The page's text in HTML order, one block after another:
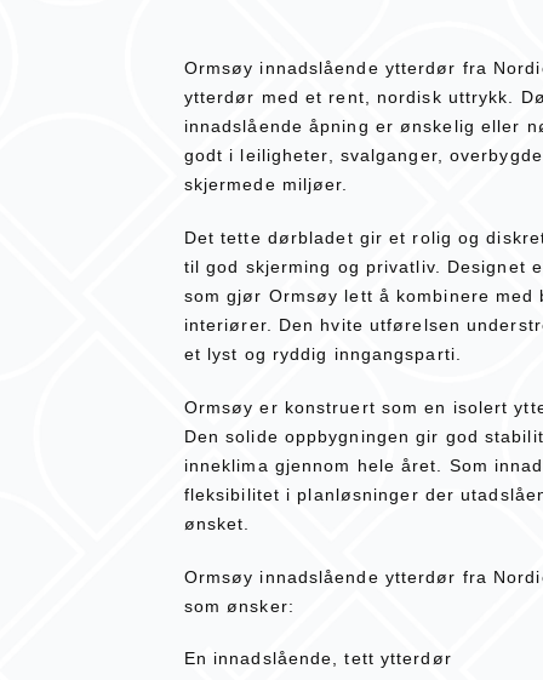
Ormsøy innadslående ytterdør fra
ytterdør med et rent, nordisk uttrykk.
innadslående åpning er ønskelig eller
godt i leiligheter, svalganger,
skjermede miljøer.
Det tette dørbladet gir et rolig og
til god skjerming og privatliv. Designet
som gjør Ormsøy lett å kombinere med
interiører. Den hvite utførelsen
et lyst og ryddig inngangsparti.
Ormsøy er konstruert som en isolert
Den solide oppbygningen gir god
inneklima gjennom hele året. Som
fleksibilitet i planløsninger der
ønsket.
Ormsøy innadslående ytterdør fra
som ønsker:
En innadslående, tett ytterdør